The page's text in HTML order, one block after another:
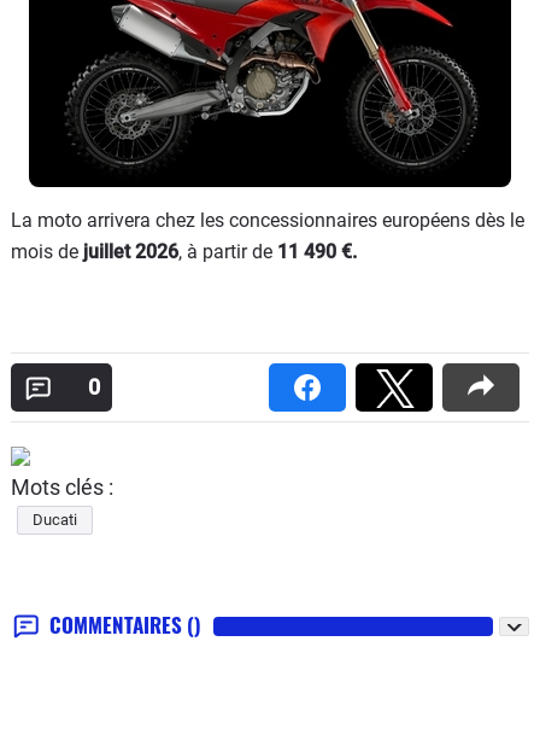
La moto arrivera chez les concessionnaires européens dès le
mois de juillet 2026, à partir de 11 490 €.
0
Mots clés :
Ducati
COMMENTAIRES ()